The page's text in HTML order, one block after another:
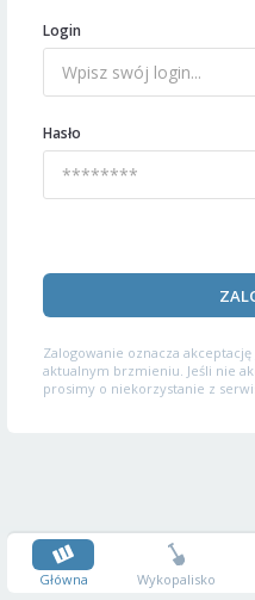
Login
Hasło
Zalogowanie oznacza akceptację
aktualnym brzmieniu. Jeśli nie
prosimy o niekorzystanie z
Główna Wykopalisko